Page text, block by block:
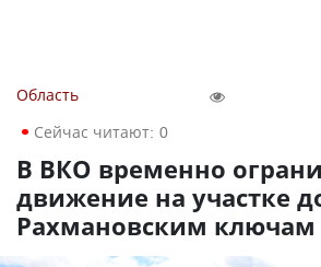
Область
Сейчас читают: 0
В ВКО временно
движение на участке
Рахмановским ключам